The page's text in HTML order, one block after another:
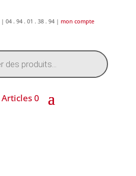
| 04 . 94 . 01 . 38 . 94 | mon compte
Articles 0